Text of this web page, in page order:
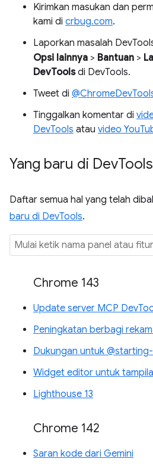
Kirimkan masukan dan
kami di crbug.com.
Laporkan masalah
Opsi lainnya > Bantuan >
DevToolsdi DevTools.
Tweet di
Tinggalkan komentar di
DevTools atau video
Yang baru di DevTools
Daftar semua hal yang telah
baru di DevTools.
Chrome 143
Update server MCP
Peningkatan berbagi
Dukungan untuk
Widget editor untuk
Lighthouse 13
Chrome 142
Saran kode dari Gemini